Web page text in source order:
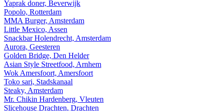
Yaprak doner, Beverwijk
Popolo, Rotterdam
MMA Burger, Amsterdam
Little Mexico, Assen
Snackbar Holendrecht, Amsterdam
Aurora, Geesteren
Golden Bridge, Den Helder
Asian Style Streetfood, Arnhem
Wok Amersfoort, Amersfoort
Toko sari, Stadskanaal
Steaky, Amsterdam
Mr. Chikin Hardenberg, Vleuten
Slicehouse Drachten, Drachten